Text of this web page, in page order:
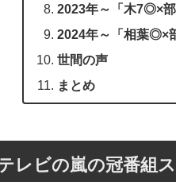
2023年～「木7◎×
2024年～「相葉◎×
世間の声
まとめ
レビの嵐の冠番組